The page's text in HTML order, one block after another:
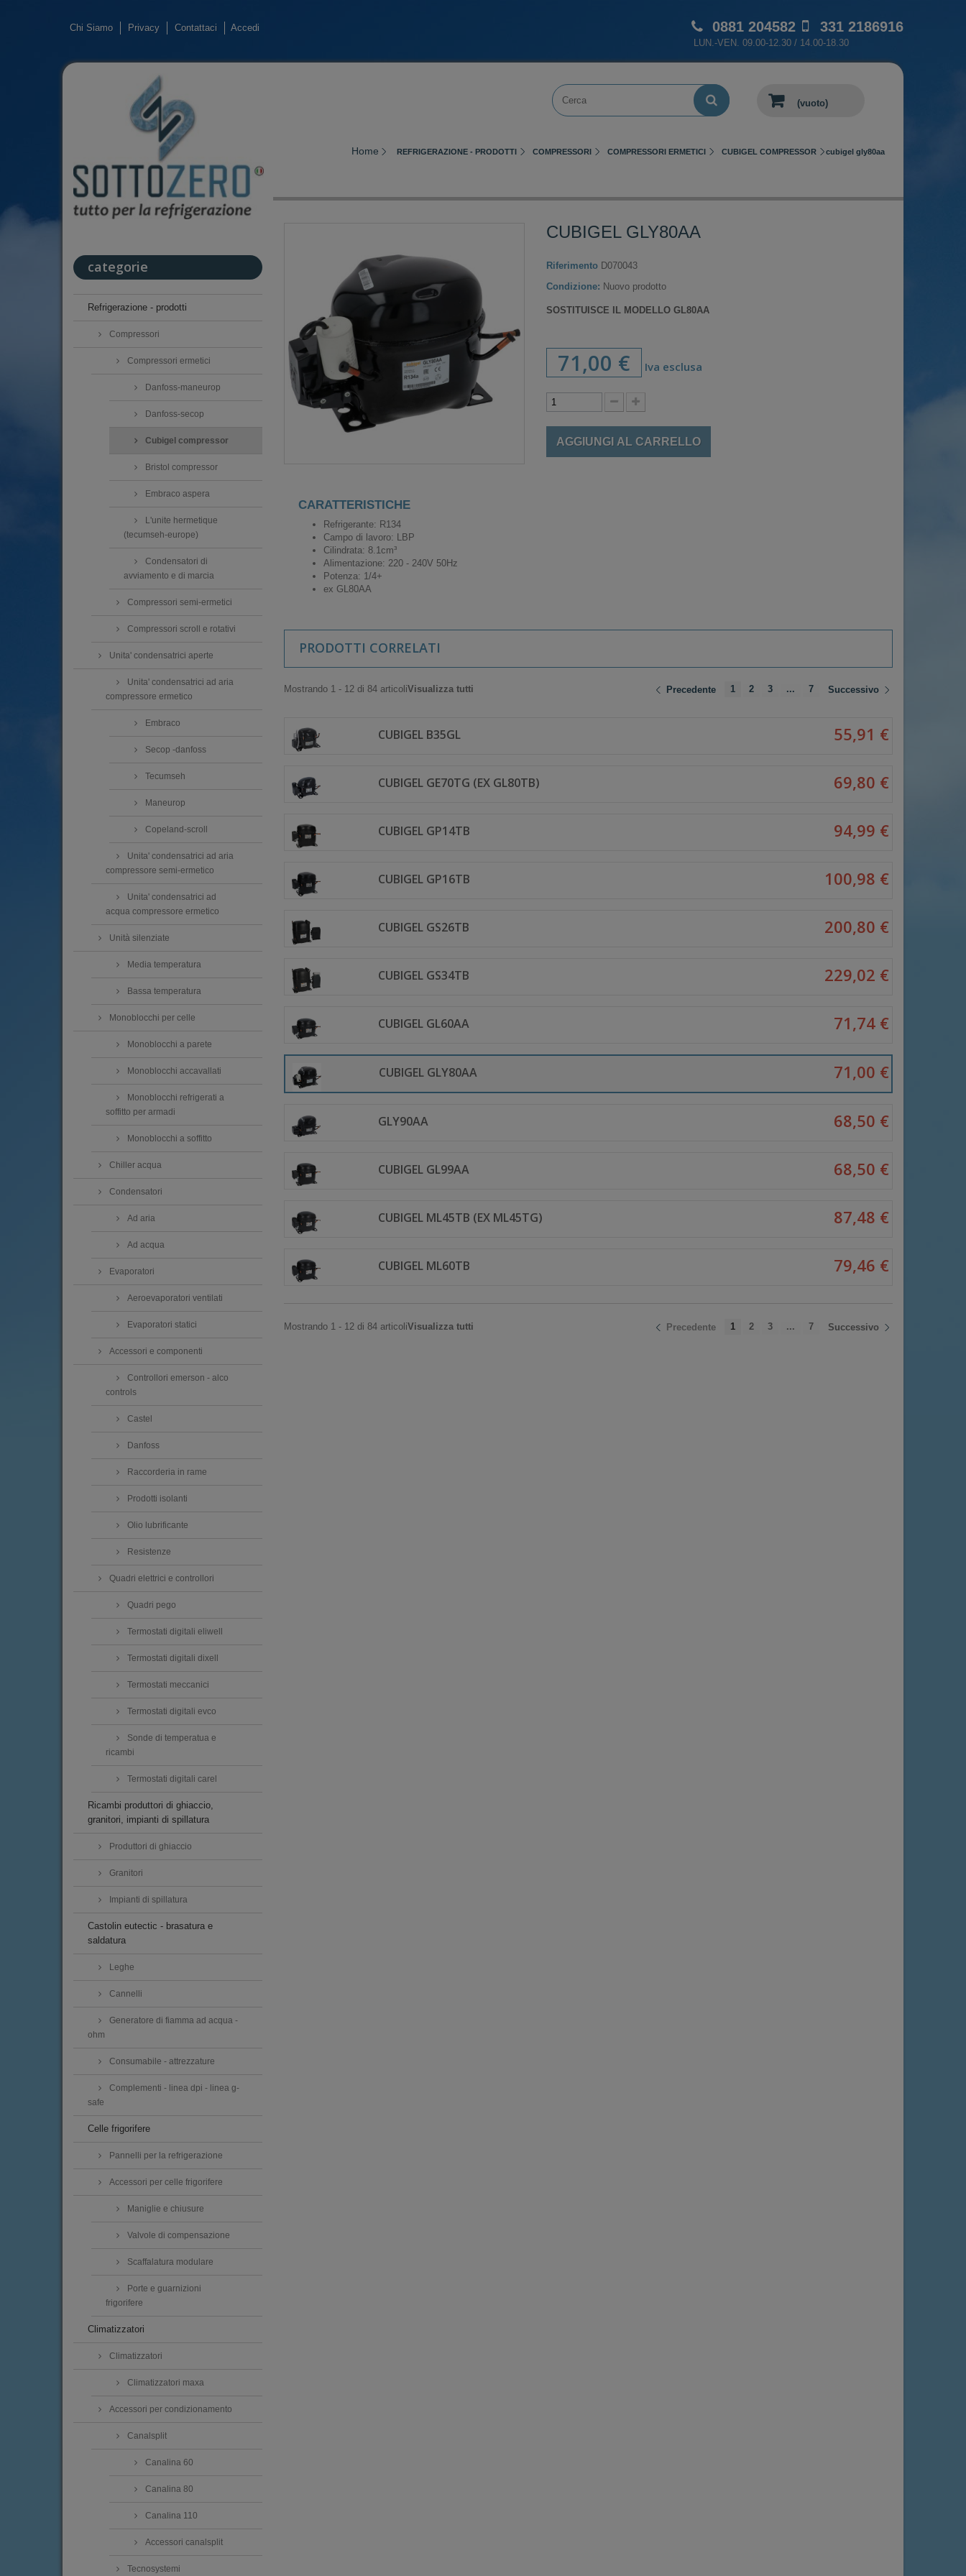
Chi Siamo Privacy Contattaci 0881 204582 331 2186916
LUN.-VEN. 09.00-12.30 / 14.00-18.30
Accedi
categorie
Refrigerazione - prodotti
Compressori
Compressori ermetici
Danfoss-maneurop
Danfoss-secop
Cubigel compressor
Bristol compressor
Embraco aspera
L'unite hermetique
(tecumseh-europe)
Condensatori di
avviamento e di marcia
Compressori semi-ermetici
Compressori scroll e rotativi
Unita' condensatrici aperte
Unita' condensatrici ad aria
compressore ermetico
Embraco
Secop -danfoss
Tecumseh
Maneurop
Copeland-scroll
Unita' condensatrici ad aria
compressore semi-ermetico
Unita' condensatrici ad
acqua compressore ermetico
Unità silenziate
Media temperatura
Bassa temperatura
Monoblocchi per celle
Monoblocchi a parete
Monoblocchi accavallati
Monoblocchi refrigerati a
soffitto per armadi
Monoblocchi a soffitto
Chiller acqua
Condensatori
Ad aria
Ad acqua
Evaporatori
Aeroevaporatori ventilati
Evaporatori statici
Accessori e componenti
Controllori emerson - alco
controls
Castel
Danfoss
Raccorderia in rame
Prodotti isolanti
Olio lubrificante
Resistenze
Quadri elettrici e controllori
Quadri pego
Termostati digitali eliwell
Termostati digitali dixell
Termostati meccanici
Termostati digitali evco
Sonde di temperatua e
ricambi
Termostati digitali carel
Ricambi produttori di ghiaccio,
granitori, impianti di spillatura
Produttori di ghiaccio
Granitori
Impianti di spillatura
Castolin eutectic - brasatura e
saldatura
Leghe
Cannelli
Generatore di fiamma ad acqua -
ohm
Consumabile - attrezzature
Complementi - linea dpi - linea g-
safe
Celle frigorifere
Pannelli per la refrigerazione
Accessori per celle frigorifere
Maniglie e chiusure
Valvole di compensazione
Scaffalatura modulare
Porte e guarnizioni
frigorifere
Climatizzatori
Climatizzatori
Climatizzatori maxa
Accessori per condizionamento
Canalsplit
Canalina 60
Canalina 80
Canalina 110
Accessori canalsplit
Tecnosystemi
(vuoto)
Home REFRIGERAZIONE - PRODOTTI COMPRESSORI COMPRESSORI ERMETICI CUBIGEL COMPRESSOR cubigel gly80aa
CUBIGEL GLY80AA
Riferimento D070043
Condizione: Nuovo prodotto
SOSTITUISCE IL MODELLO GL80AA
71,00 € Iva esclusa
AGGIUNGI AL CARRELLO
CARATTERISTICHE
Refrigerante: R134
Campo di lavoro: LBP
Cilindrata: 8.1cm³
Alimentazione: 220 - 240V 50Hz
Potenza: 1/4+
ex GL80AA
PRODOTTI CORRELATI
Precedente 1 2 3 ... 7 Successivo
Mostrando 1 - 12 di 84 articoliVisualizza tutti
CUBIGEL B35GL 55,91 €
CUBIGEL GE70TG (EX GL80TB) 69,80 €
CUBIGEL GP14TB 94,99 €
CUBIGEL GP16TB 100,98 €
CUBIGEL GS26TB 200,80 €
CUBIGEL GS34TB 229,02 €
CUBIGEL GL60AA 71,74 €
CUBIGEL GLY80AA 71,00 €
GLY90AA 68,50 €
CUBIGEL GL99AA 68,50 €
CUBIGEL ML45TB (EX ML45TG) 87,48 €
CUBIGEL ML60TB 79,46 €
Precedente 1 2 3 ... 7 Successivo
Mostrando 1 - 12 di 84 articoliVisualizza tutti